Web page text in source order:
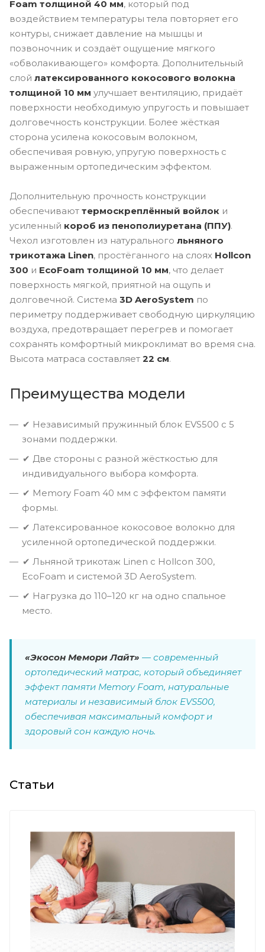
Foam толщиной 40 мм, который под
воздействием температуры тела повторяет его
контуры, снижает давление на мышцы и
позвоночник и создаёт ощущение мягкого
«обволакивающего» комфорта. Дополнительный
слой латексированного кокосового волокна
толщиной 10 мм улучшает вентиляцию, придаёт
поверхности необходимую упругость и повышает
долговечность конструкции. Более жёсткая
сторона усилена кокосовым волокном,
обеспечивая ровную, упругую поверхность с
выраженным ортопедическим эффектом.
Дополнительную прочность конструкции
обеспечивают термоскреплённый войлок и
усиленный короб из пенополиуретана (ППУ).
Чехол изготовлен из натурального льняного
трикотажа Linen, простёганного на слоях Hollcon
300 и EcoFoam толщиной 10 мм, что делает
поверхность мягкой, приятной на ощупь и
долговечной. Система 3D AeroSystem по
периметру поддерживает свободную циркуляцию
воздуха, предотвращает перегрев и помогает
сохранять комфортный микроклимат во время сна.
Высота матраса составляет 22 см.
Преимущества модели
✔ Независимый пружинный блок EVS500 с 5
зонами поддержки.
✔ Две стороны с разной жёсткостью для
индивидуального выбора комфорта.
✔ Memory Foam 40 мм с эффектом памяти
формы.
✔ Латексированное кокосовое волокно для
усиленной ортопедической поддержки.
✔ Льняной трикотаж Linen с Hollcon 300,
EcoFoam и системой 3D AeroSystem.
✔ Нагрузка до 110–120 кг на одно спальное
место.
«Экосон Мемори Лайт» — современный
ортопедический матрас, который объединяет
эффект памяти Memory Foam, натуральные
материалы и независимый блок EVS500,
обеспечивая максимальный комфорт и
здоровый сон каждую ночь.
Статьи